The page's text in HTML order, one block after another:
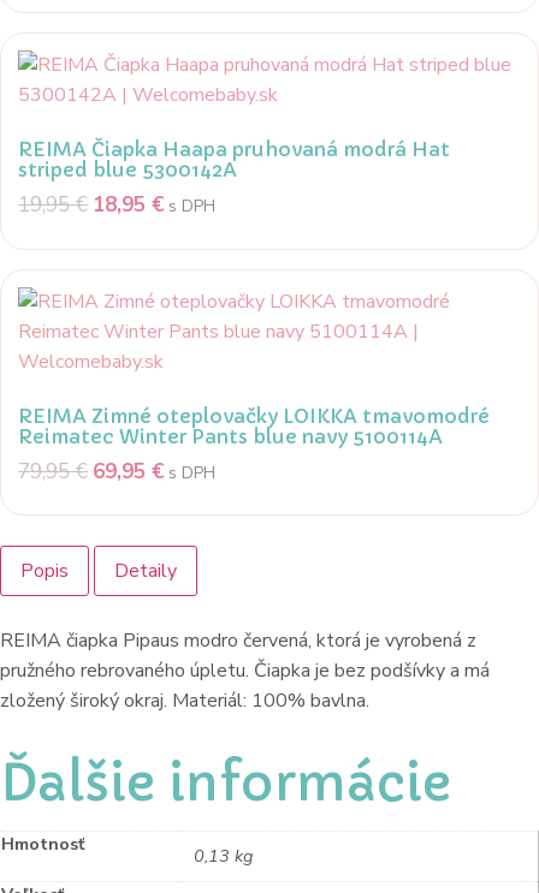
REIMA Čiapka Haapa pruhovaná modrá Hat
striped blue 5300142A
19,95€ 18,95 € s DPH
REIMA Zimné oteplovačky LOIKKA tmavomodré
Reimatec Winter Pants blue navy 5100114A
79,95€ 69,95 € s DPH
Popis Detaily
REIMA čiapka Pipaus modro červená, ktorá je vyrobená z
pružného rebrovaného úpletu. Čiapka je bez podšívky a má
zložený široký okraj. Materiál: 100% bavlna.
Ďalšie informácie
Hmotnosť
0,13 kg